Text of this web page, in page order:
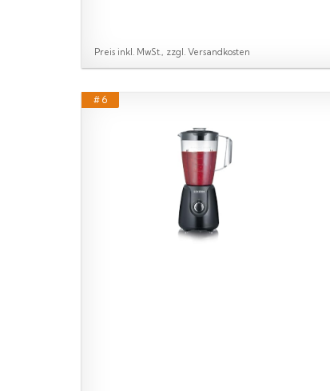
Preis inkl. MwSt., zzgl. Versandkosten
# 6